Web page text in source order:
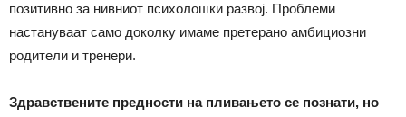
позитивно за нивниот психолошки развој. Проблеми
настануваат само доколку имаме претерано амбициозни
родители и тренери.
Здравствените предности на пливањето се познати, но